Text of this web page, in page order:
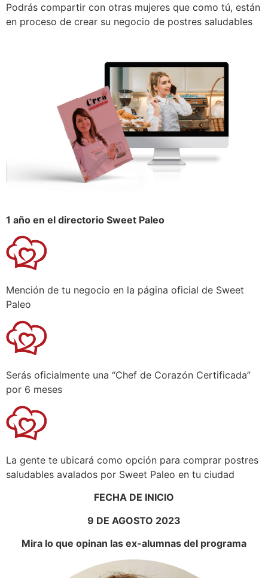
Podrás compartir con otras mujeres que como tú, están
en proceso de crear su negocio de postres saludables
1 año en el directorio Sweet Paleo
Mención de tu negocio en la página oficial de Sweet
Paleo
Serás oficialmente una “Chef de Corazón Certificada”
por 6 meses
La gente te ubicará como opción para comprar postres
saludables avalados por Sweet Paleo en tu ciudad
FECHA DE INICIO
9 DE AGOSTO 2023
Mira lo que opinan las ex-alumnas del programa